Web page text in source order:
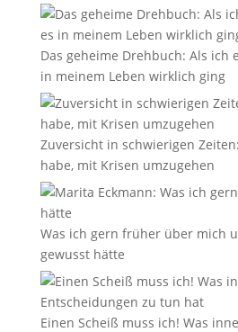
Das geheime Drehbuch: Als ich
in meinem Leben wirklich ging
Zuversicht in schwierigen
habe, mit Krisen umzugehen
Was ich gern früher über mich
gewusst hätte
Einen Scheiß muss ich! Was